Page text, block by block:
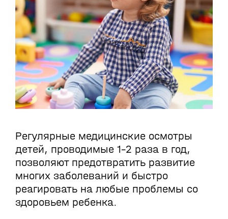
Регулярные медицинские осмотры
детей, проводимые 1–2 раза в год,
позволяют предотвратить развитие
многих заболеваний и быстро
реагировать на любые проблемы со
здоровьем ребенка.